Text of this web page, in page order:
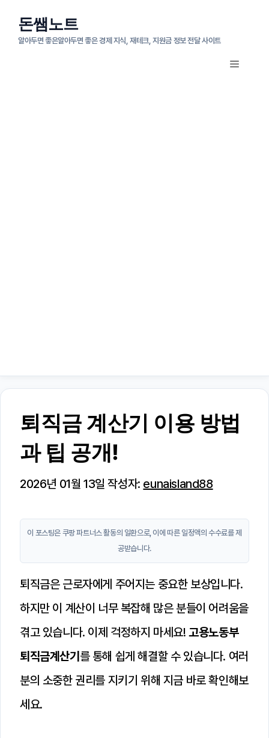
돈쌤노트
알아두면 좋은알아두면 좋은 경제 지식, 재테크, 지원금 정보 전달 사이트
메
퇴직금 계산기 이용 방법
과 팁 공개!
2026년 01월 13일 작성자: eunaisland88
이 포스팅은 쿠팡 파트너스 활동의 일환으로, 이에 따른 일정액의 수수료를 제
공받습니다.
퇴직금은 근로자에게 주어지는 중요한 보상입니다.
하지만 이 계산이 너무 복잡해 많은 분들이 어려움을
겪고 있습니다. 이제 걱정하지 마세요!고용노동부
퇴직금계산기 를 통해 쉽게 해결할 수 있습니다. 여러
분의 소중한 권리를 지키기 위해 지금 바로 확인해보
세요.